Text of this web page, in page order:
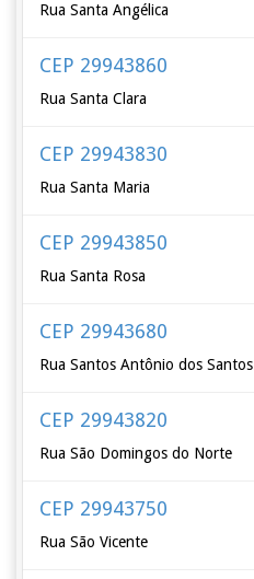
Rua Santa Angélica
CEP 29943860
Rua Santa Clara
CEP 29943830
Rua Santa Maria
CEP 29943850
Rua Santa Rosa
CEP 29943680
Rua Santos Antônio dos Santos
CEP 29943820
Rua São Domingos do Norte
CEP 29943750
Rua São Vicente